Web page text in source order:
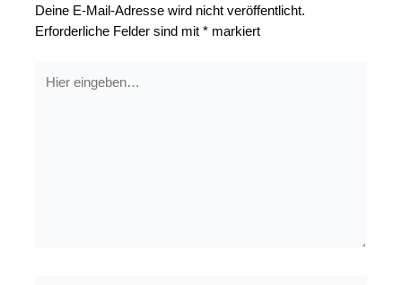
Deine E-Mail-Adresse wird nicht veröffentlicht.
Erforderliche Felder sind mit* markiert
eingeben…